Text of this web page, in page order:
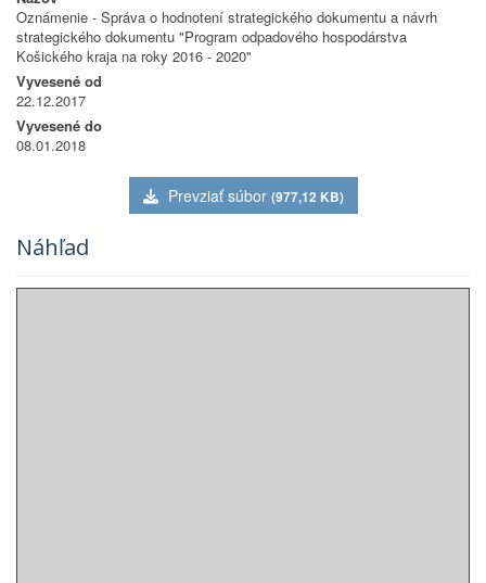
Oznámenie - Správa o hodnotení strategického dokumentu a návrh
strategického dokumentu "Program odpadového hospodárstva
Košického kraja na roky 2016 - 2020"
Vyvesené od
22.12.2017
Vyvesené do
08.01.2018
Prevziať súbor (977,12 KB)
Náhľad